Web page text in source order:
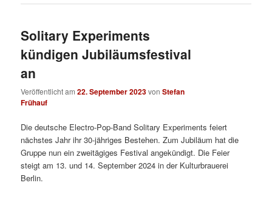
Solitary Experiments
kündigen Jubiläumsfestival
an
Veröffentlicht am22. September 2023vonStefan
Frühauf
Die deutsche Electro-Pop-Band Solitary Experiments feiert
nächstes Jahr ihr 30-jähriges Bestehen. Zum Jubiläum hat die
Gruppe nun ein zweitägiges Festival angekündigt. Die Feier
steigt am 13. und 14. September 2024 in der Kulturbrauerei
Berlin.